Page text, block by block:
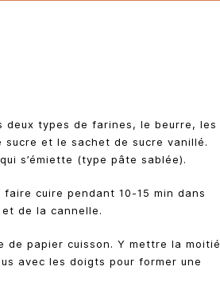
deux types de farines, le beurre, les
et le sachet de sucre vanillé.
s’émiette (type pâte sablée).
cuire pendant 10-15 min dans
de la cannelle.
de papier cuisson. Y mettre la moitié
avec les doigts pour former une